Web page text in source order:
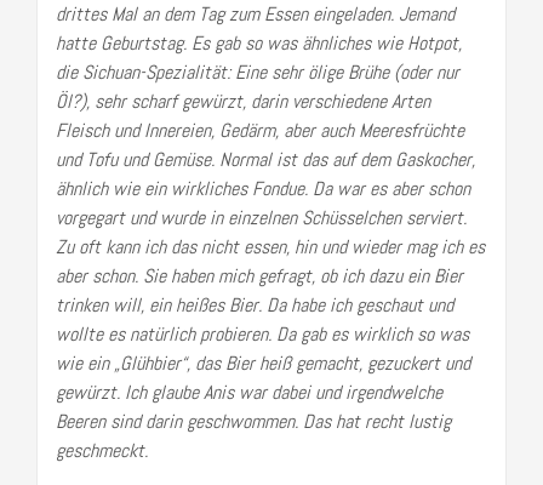
drittes Mal an dem Tag zum Essen eingeladen. Jemand
hatte Geburtstag. Es gab so was ähnliches wie Hotpot,
die Sichuan-Spezialität: Eine sehr ölige Brühe (oder nur
Öl?), sehr scharf gewürzt, darin verschiedene Arten
Fleisch und Innereien, Gedärm, aber auch Meeresfrüchte
und Tofu und Gemüse. Normal ist das auf dem Gaskocher,
ähnlich wie ein wirkliches Fondue. Da war es aber schon
vorgegart und wurde in einzelnen Schüsselchen serviert.
Zu oft kann ich das nicht essen, hin und wieder mag ich es
aber schon. Sie haben mich gefragt, ob ich dazu ein Bier
trinken will, ein heißes Bier. Da habe ich geschaut und
wollte es natürlich probieren. Da gab es wirklich so was
wie ein „Glühbier“, das Bier heiß gemacht, gezuckert und
gewürzt. Ich glaube Anis war dabei und irgendwelche
Beeren sind darin geschwommen. Das hat recht lustig
geschmeckt.